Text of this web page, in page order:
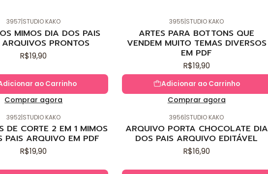
3957|STUDIO KAKO
MIMOS DIA DOS PAIS
PRONTOS
R$19,90
ao Carrinho
Comprar agora
3955|STUDIO KAKO
ARTES PARA BOTTONS QUE
VENDEM MUITO TEMAS DIVERSOS
EM PDF
R$19,90
Adicionar ao Carrinho
Comprar agora
3952|STUDIO KAKO
DE CORTE 2 EM 1 MIMOS
PAIS ARQUIVO EM PDF
R$19,90
3956|STUDIO KAKO
ARQUIVO PORTA CHOCOLATE DIA
DOS PAIS ARQUIVO EDITÁVEL
R$16,90